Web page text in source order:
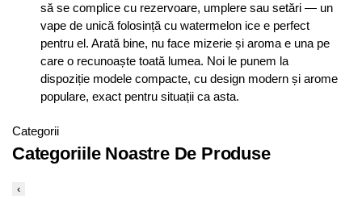
să se complice cu rezervoare, umplere sau setări — un
vape de unică folosință cu watermelon ice e perfect
pentru el. Arată bine, nu face mizerie și aroma e una pe
care o recunoaște toată lumea. Noi le punem la
dispoziție modele compacte, cu design modern și arome
populare, exact pentru situații ca asta.
Categorii
Categoriile Noastre De Produse
‹